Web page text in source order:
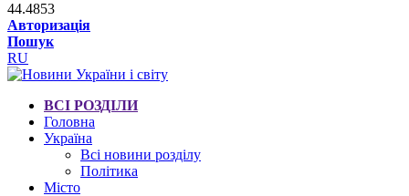
44.4853
Авторизація
Пошук
RU
ВСІ РОЗДІЛИ
Головна
Україна
Всі новини розділу
Політика
Місто